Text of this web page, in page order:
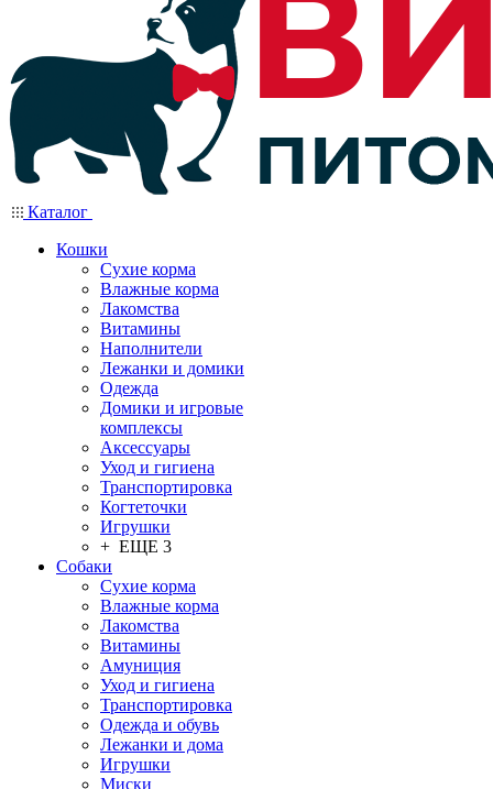
Каталог
Кошки
Сухие корма
Влажные корма
Лакомства
Витамины
Наполнители
Лежанки и домики
Одежда
Домики и игровые
комплексы
Аксессуары
Уход и гигиена
Транспортировка
Когтеточки
Игрушки
+ ЕЩЕ 3
Собаки
Сухие корма
Влажные корма
Лакомства
Витамины
Амуниция
Уход и гигиена
Транспортировка
Одежда и обувь
Лежанки и дома
Игрушки
Миски